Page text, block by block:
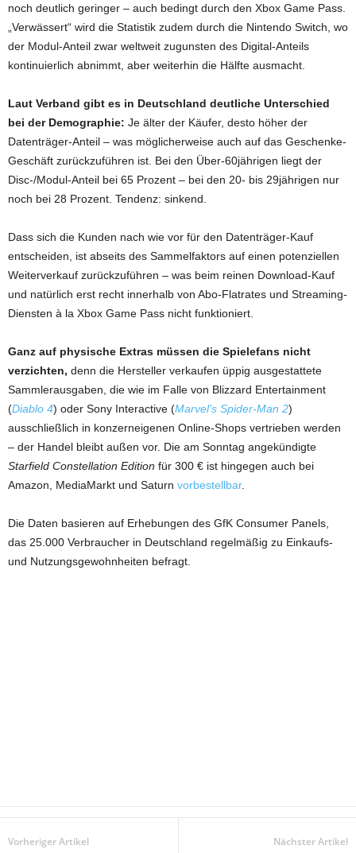
noch deutlich geringer – auch bedingt durch den Xbox Game Pass.
„Verwässert“ wird die Statistik zudem durch die Nintendo Switch, wo
der Modul-Anteil zwar weltweit zugunsten des Digital-Anteils
kontinuierlich abnimmt, aber weiterhin die Hälfte ausmacht.
Laut Verband gibt es in Deutschland deutliche Unterschied
bei der Demographie: Je älter der Käufer, desto höher der
Datenträger-Anteil – was möglicherweise auch auf das Geschenke-
Geschäft zurückzuführen ist. Bei den Über-60jährigen liegt der
Disc-/Modul-Anteil bei 65 Prozent – bei den 20- bis 29jährigen nur
noch bei 28 Prozent. Tendenz: sinkend.
Dass sich die Kunden nach wie vor für den Datenträger-Kauf
entscheiden, ist abseits des Sammelfaktors auf einen potenziellen
Weiterverkauf zurückzuführen – was beim reinen Download-Kauf
und natürlich erst recht innerhalb von Abo-Flatrates und Streaming-
Diensten à la Xbox Game Pass nicht funktioniert.
Ganz auf physische Extras müssen die Spielefans nicht
verzichten, denn die Hersteller verkaufen üppig ausgestattete
Sammlerausgaben, die wie im Falle von Blizzard Entertainment
(Diablo 4) oder Sony Interactive (Marvel’s Spider-Man 2)
ausschließlich in konzerneigenen Online-Shops vertrieben werden
– der Handel bleibt außen vor. Die am Sonntag angekündigte
Starfield Constellation Edition für 300 € ist hingegen auch bei
Amazon, MediaMarkt und Saturn vorbestellbar.
Die Daten basieren auf Erhebungen des GfK Consumer Panels,
das 25.000 Verbraucher in Deutschland regelmäßig zu Einkaufs-
und Nutzungsgewohnheiten befragt.
Vorheriger Artikel Nächster Artikel